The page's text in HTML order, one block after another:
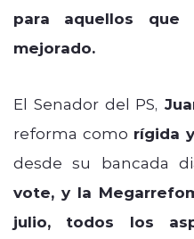
para aquellos
mejorado.
El Senador del PS,
reforma como rígida
desde su bancada
vote, y la
julio, todos los